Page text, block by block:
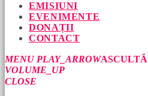
EMISIUNI
EVENIMENTE
DONAȚII
CONTACT
MENU PLAY_ARROWASCULTĂ
VOLUME_UP
CLOSE